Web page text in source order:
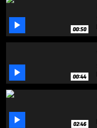
seconds
 00:50
 00:44
 02:46